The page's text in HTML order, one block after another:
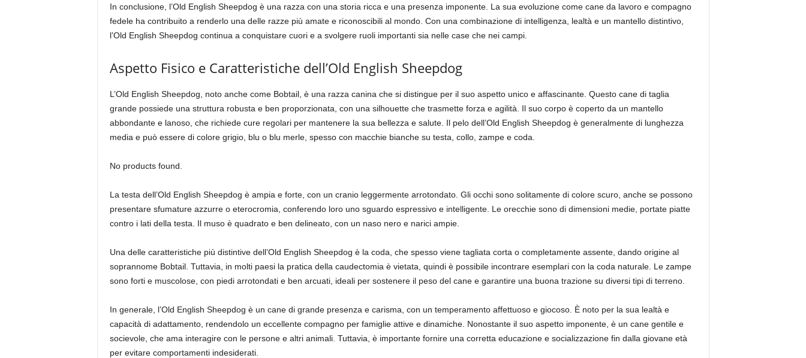
In conclusione, l’Old English Sheepdog è una razza con una storia ricca e una presenza imponente. La sua evoluzione come cane da lavoro e compagno
fedele ha contribuito a renderlo una delle razze più amate e riconoscibili al mondo. Con una combinazione di intelligenza, lealtà e un mantello distintivo,
l’Old English Sheepdog continua a conquistare cuori e a svolgere ruoli importanti sia nelle case che nei campi.
Aspetto Fisico e Caratteristiche dell’Old English Sheepdog
L’Old English Sheepdog, noto anche come Bobtail, è una razza canina che si distingue per il suo aspetto unico e affascinante. Questo cane di taglia
grande possiede una struttura robusta e ben proporzionata, con una silhouette che trasmette forza e agilità. Il suo corpo è coperto da un mantello
abbondante e lanoso, che richiede cure regolari per mantenere la sua bellezza e salute. Il pelo dell’Old English Sheepdog è generalmente di lunghezza
media e può essere di colore grigio, blu o blu merle, spesso con macchie bianche su testa, collo, zampe e coda.
No products found.
La testa dell’Old English Sheepdog è ampia e forte, con un cranio leggermente arrotondato. Gli occhi sono solitamente di colore scuro, anche se possono
presentare sfumature azzurre o eterocromia, conferendo loro uno sguardo espressivo e intelligente. Le orecchie sono di dimensioni medie, portate piatte
contro i lati della testa. Il muso è quadrato e ben delineato, con un naso nero e narici ampie.
Una delle caratteristiche più distintive dell’Old English Sheepdog è la coda, che spesso viene tagliata corta o completamente assente, dando origine al
soprannome Bobtail. Tuttavia, in molti paesi la pratica della caudectomia è vietata, quindi è possibile incontrare esemplari con la coda naturale. Le zampe
sono forti e muscolose, con piedi arrotondati e ben arcuati, ideali per sostenere il peso del cane e garantire una buona trazione su diversi tipi di terreno.
In generale, l’Old English Sheepdog è un cane di grande presenza e carisma, con un temperamento affettuoso e giocoso. È noto per la sua lealtà e
capacità di adattamento, rendendolo un eccellente compagno per famiglie attive e dinamiche. Nonostante il suo aspetto imponente, è un cane gentile e
socievole, che ama interagire con le persone e altri animali. Tuttavia, è importante fornire una corretta educazione e socializzazione fin dalla giovane età
per evitare comportamenti indesiderati.